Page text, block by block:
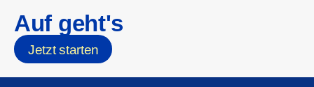
Auf geht's
Jetzt starten